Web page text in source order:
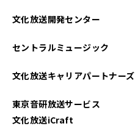
文化放送開発センター
セントラルミュージック
文化放送キャリアパートナーズ
東京音研放送サービス
文化放送iCraft